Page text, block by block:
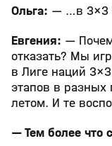
Ольга: — …в 3×3
Евгения: —
отказать? Мы
в Лиге наций
этапов в разных
летом. И те
— Тем более что